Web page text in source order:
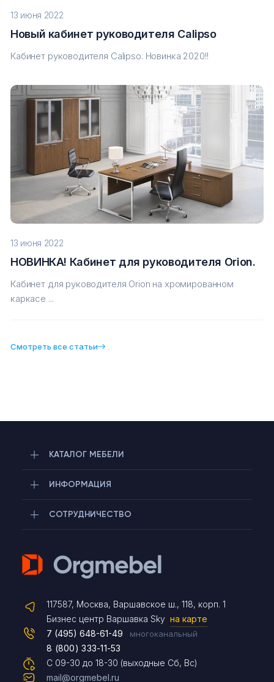
Смотреть все статьи
13 июня 2022
Новый кабинет руководителя Calipso
Кабинет руководителя Calipso. Новинка 2020!!
13 июня 2022
НОВИНКА! Кабинет для руководителя Orion.
Кабинет для руководителя Orion на хромированном
каркасе ...
КАТАЛОГ МЕБЕЛИ
ИНФОРМАЦИЯ
СОТРУДНИЧЕСТВО
117587, Москва, Варшавское ш., 118, корп. 1
Бизнес центр Варшавка Sky на карте
С 09-30 до 18-30 (выходные Сб, Вс)
7 (495) 648-61-49 многоканальный
8 (800) 333-11-53
mail@orgmebel.ru
Telegram
Max
Чат на сайте